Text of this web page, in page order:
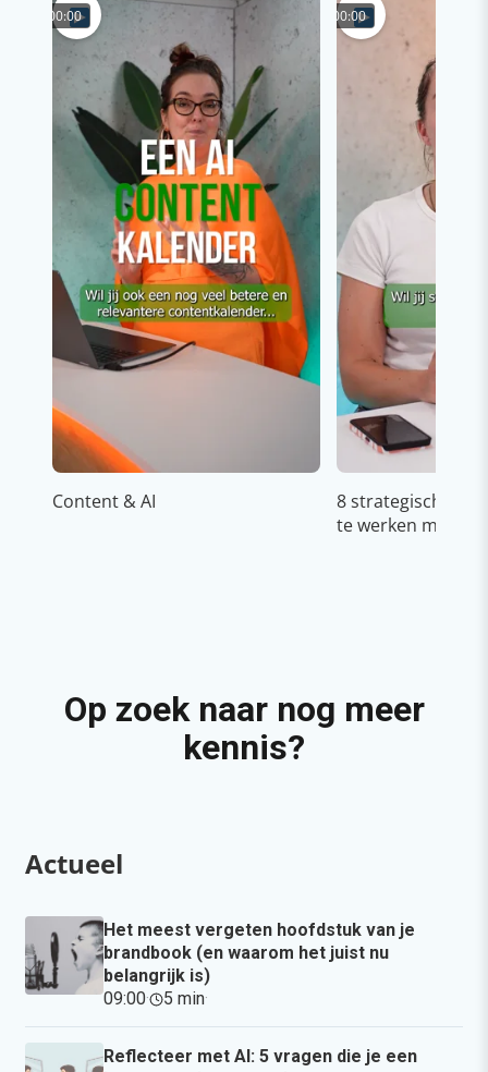
00:00
Content & AI
00:00
8 strategische
te werken met
Op zoek naar nog meer
kennis?
Actueel
Het meest vergeten hoofdstuk van je
brandbook (en waarom het juist nu
belangrijk is)
09:00· 5 min·
Reflecteer met AI: 5 vragen die je een